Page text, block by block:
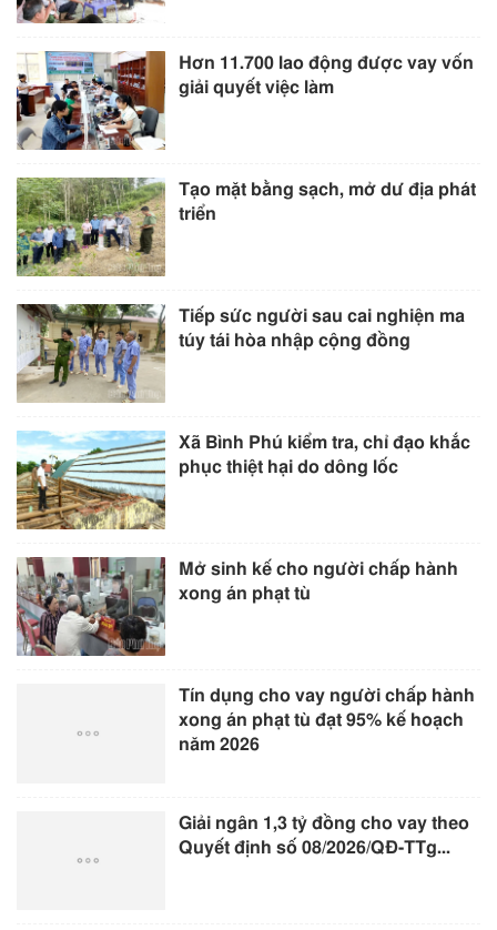
Hơn 11.700 lao động được vay vốn
giải quyết việc làm
Tạo mặt bằng sạch, mở dư địa phát
triển
Tiếp sức người sau cai nghiện ma
túy tái hòa nhập cộng đồng
Xã Bình Phú kiểm tra, chỉ đạo khắc
phục thiệt hại do dông lốc
Mở sinh kế cho người chấp hành
xong án phạt tù
Tín dụng cho vay người chấp hành
xong án phạt tù đạt 95% kế hoạch
năm 2026
Giải ngân 1,3 tỷ đồng cho vay theo
Quyết định số 08/2026/QĐ-TTg...